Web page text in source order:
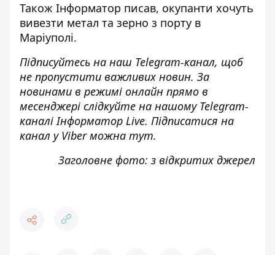
Також Інформатор писав, окупанти хочуть
вивезти метал та зерно з порту в
Маріуполі.
Підписуйтесь на наш Telegram-канал, щоб
не пропустити важливих новин. За
новинами в режимі онлайн прямо в
месенджері слідкуйте на нашому Telegram-
каналіІнформатор Live. Підписатися на
канал у Viber можна тут.
Заголовне фото: з відкритих джерел